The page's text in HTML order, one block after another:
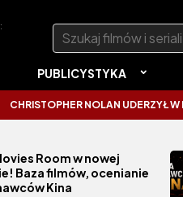
Szukaj:
PUBLICYSTYKA
NOLAN UDERZYŁ W
Room w nowej
Baza filmów, ocenianie
Kina